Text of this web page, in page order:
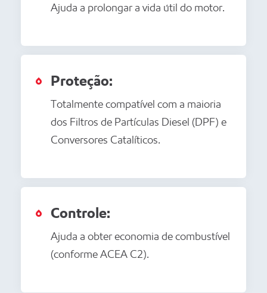
Ajuda a prolongar a vida útil do motor.
Proteção:
Totalmente compatível com a maioria
dos Filtros de Partículas Diesel (DPF) e
Conversores Catalíticos.
Controle:
Ajuda a obter economia de combustível
(conforme ACEA C2).